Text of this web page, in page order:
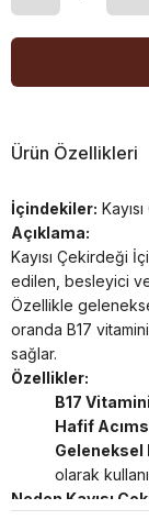
Ürün Özellikleri
İçindekiler:
Açıklama:
Kayısı Çekirdeği
edilen, besleyici
Özellikle
oranda B17
sağlar.
Özellikler:
B17
Hafif
Geleneksel
olarak
Neden Kayısı